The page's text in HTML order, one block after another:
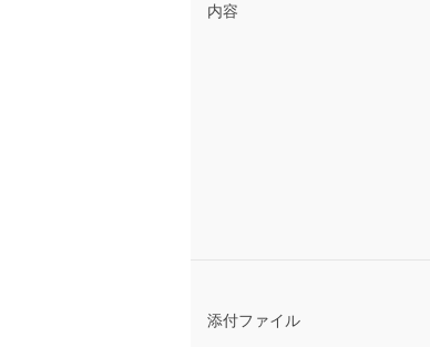
内容
添付ファイル